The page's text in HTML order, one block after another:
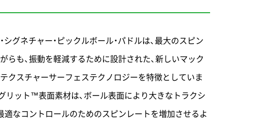
シグネチャー・ピックルボール・パドルは、最大のスピン
らも、振動を軽減するために設計された、新しいマック
クスチャーサーフェステクノロジーを特徴としていま
リット™表面素材は、ボール表面により大きなトラクシ
適なコントロールのためのスピンレートを増加させるよ